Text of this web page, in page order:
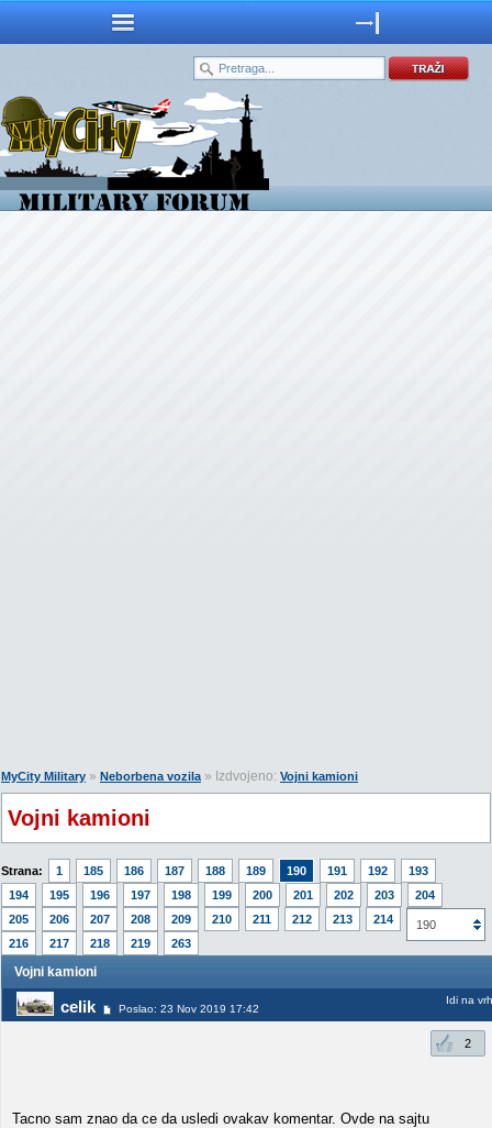
MyCity Military » Neborbena vozila» Izdvojeno: Vojni kamioni
Vojni kamioni
Strana: 1 185 186 187 188 189 190 191 192
193
194
195 196 197 198 199 200 201 202 203
204
205
206 207 208 209 210 211 212 213 214
215
216
217 218 219 263
190
Vojni kamioni
celik Poslao: 23 Nov 2019 17:42
Idi na vrh
2
Tacno sam znao da ce da usledi ovakav komentar. Ovde na sajtu